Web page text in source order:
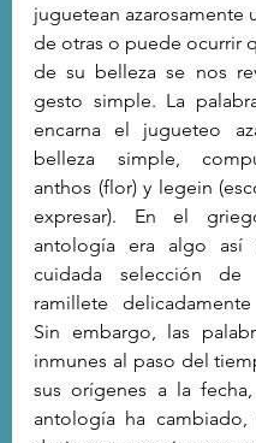
juguetean azarosamente
de otras o puede ocurrir
de su belleza se nos
gesto simple. La
encarna el jugueteo
belleza simple,
anthos (flor) y legein
expresar). En el
antología era algo así
cuidada selección de
ramillete
Sin embargo, las
inmunes al paso del
sus orígenes a la
antología ha cambiado,